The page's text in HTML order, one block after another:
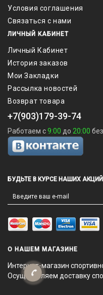
Условия соглашения
Связаться с нами
ЛИЧНЫЙ КАБИНЕТ
Личный Кабинет
История заказов
Мои Закладки
Рассылка новостей
Возврат товара
+7(903)179-39-74
Работаем с9:00 до 20:00
БУДЬТЕ В КУРСЕ НАШИХ
О НАШЕМ МАГАЗИНЕ
Интернет-магазин
Осуществляем доставку